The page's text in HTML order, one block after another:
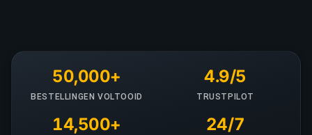
50,000+
BESTELLINGEN VOLTOOID
4.9/5
TRUSTPILOT
14,500+ 24/7